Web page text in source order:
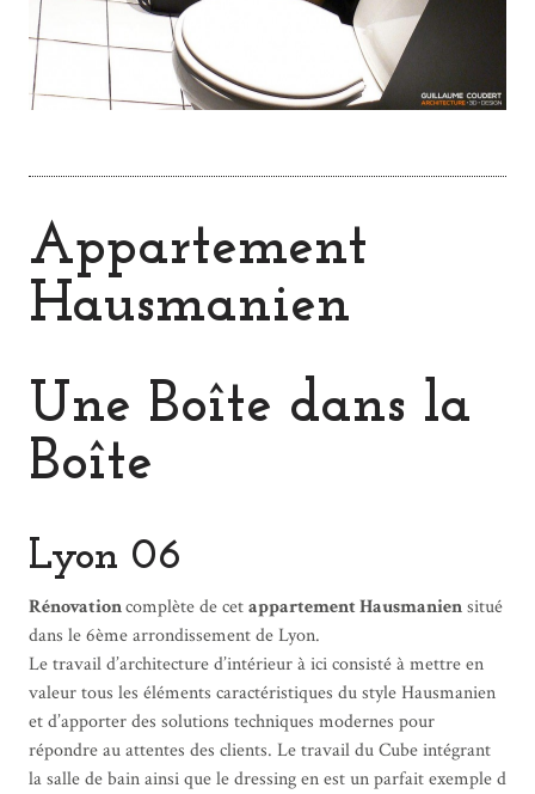
Appartement
Hausmanien
Une Boîte dans la
Boîte
Lyon 06
Rénovationcomplète de cetappartement Hausmaniensitué
dans le 6ème arrondissement de Lyon.
Le travail d’architecture d’intérieur à ici consisté à mettre en
valeur tous les éléments caractéristiques du style Hausmanien
et d’apporter des solutions techniques modernes pour
répondre au attentes des clients. Le travail du Cube intégrant
la salle de bain ainsi que le dressing en est un parfait exemple d